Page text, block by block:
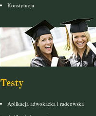
Konstytucja
Testy
Aplikacja adwokacka i radcowska